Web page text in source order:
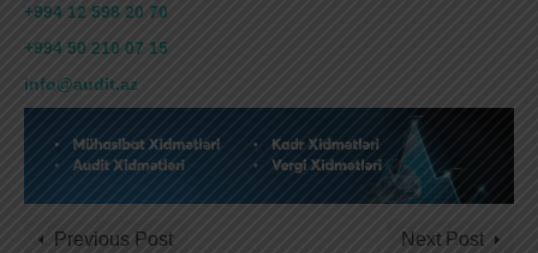
+994 12 598 20 70
+994 50 210 07 15
info@audit.az
Previous Post Next Post